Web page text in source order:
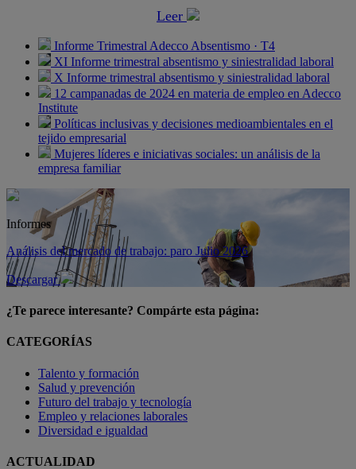
Leer
Informe Trimestral Adecco Absentismo · T4
XI Informe trimestral absentismo y siniestralidad laboral
X Informe trimestral absentismo y siniestralidad laboral
12 campanadas de 2024 en materia de empleo en Adecco
Institute
Políticas inclusivas y decisiones medioambientales en el
tejido empresarial
Mujeres líderes e iniciativas sociales: un análisis de la
empresa familiar
Informes
Análisis del mercado de trabajo: paro Julio 2026
Descargar
¿Te parece interesante? Compárte esta página:
CATEGORÍAS
Talento y formación
Salud y prevención
Futuro del trabajo y tecnología
Empleo y relaciones laborales
Diversidad e igualdad
ACTUALIDAD